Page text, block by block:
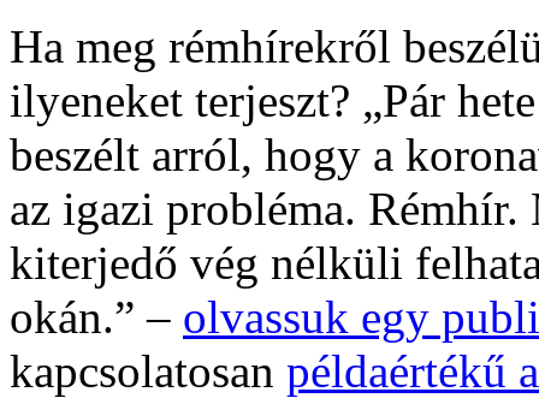
Ha meg rémhírekről
ilyeneket terjeszt? „Pár
beszélt arról, hogy a
az igazi probléma.
kiterjedő vég nélküli
okán.” – olvassuk egy
kapcsolatosan példaértékű